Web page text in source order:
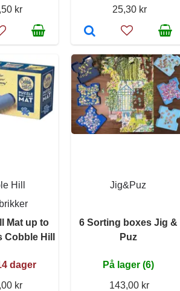
kr
25,30 kr
Hill
Mat up to
Cobble Hill
dager
kr
Jig&Puz
6 Sorting boxes Jig &
Puz
På lager (6)
143,00 kr